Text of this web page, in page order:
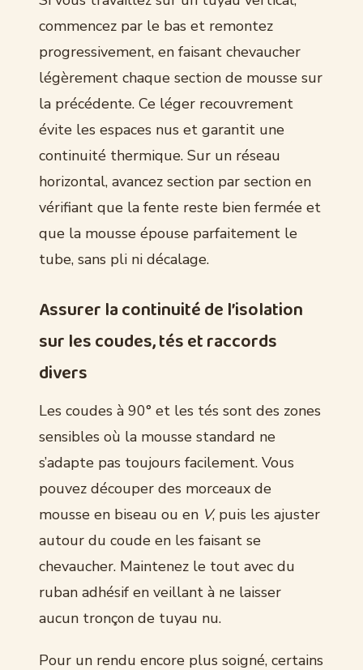
commencez par le bas et remontez
progressivement, en faisant chevaucher
légèrement chaque section de mousse sur
la précédente. Ce léger recouvrement
évite les espaces nus et garantit une
continuité thermique. Sur un réseau
horizontal, avancez section par section en
vérifiant que la fente reste bien fermée et
que la mousse épouse parfaitement le
tube, sans pli ni décalage.
Assurer la continuité de l’isolation
sur les coudes, tés et raccords
divers
Les coudes à 90° et les tés sont des zones
sensibles où la mousse standard ne
s’adapte pas toujours facilement. Vous
pouvez découper des morceaux de
mousse en biseau ou en V, puis les ajuster
autour du coude en les faisant se
chevaucher. Maintenez le tout avec du
ruban adhésif en veillant à ne laisser
aucun tronçon de tuyau nu.
Pour un rendu encore plus soigné, certains